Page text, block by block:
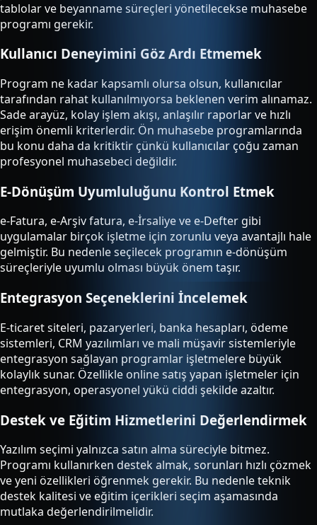
tablolar ve beyanname süreçleri yönetilecekse muhasebe
programı gerekir.
Kullanıcı Deneyimini Göz Ardı Etmemek
Program ne kadar kapsamlı olursa olsun, kullanıcılar
tarafından rahat kullanılmıyorsa beklenen verim alınamaz.
Sade arayüz, kolay işlem akışı, anlaşılır raporlar ve hızlı
erişim önemli kriterlerdir. Ön muhasebe programlarında
bu konu daha da kritiktir çünkü kullanıcılar çoğu zaman
profesyonel muhasebeci değildir.
E-Dönüşüm Uyumluluğunu Kontrol Etmek
e-Fatura, e-Arşiv fatura, e-İrsaliye ve e-Defter gibi
uygulamalar birçok işletme için zorunlu veya avantajlı hale
gelmiştir. Bu nedenle seçilecek programın e-dönüşüm
süreçleriyle uyumlu olması büyük önem taşır.
Entegrasyon Seçeneklerini İncelemek
E-ticaret siteleri, pazaryerleri, banka hesapları, ödeme
sistemleri, CRM yazılımları ve mali müşavir sistemleriyle
entegrasyon sağlayan programlar işletmelere büyük
kolaylık sunar. Özellikle online satış yapan işletmeler için
entegrasyon, operasyonel yükü ciddi şekilde azaltır.
Destek ve Eğitim Hizmetlerini Değerlendirmek
Yazılım seçimi yalnızca satın alma süreciyle bitmez.
Programı kullanırken destek almak, sorunları hızlı çözmek
ve yeni özellikleri öğrenmek gerekir. Bu nedenle teknik
destek kalitesi ve eğitim içerikleri seçim aşamasında
mutlaka değerlendirilmelidir.